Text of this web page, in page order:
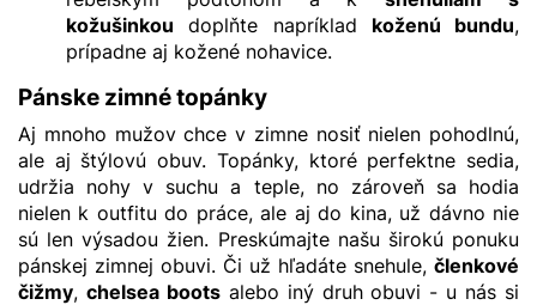
kožušinkou doplňte napríklad koženú bundu,
prípadne aj kožené nohavice.
Pánske zimné topánky
Aj mnoho mužov chce v zimne nosiť nielen pohodlnú,
ale aj štýlovú obuv. Topánky, ktoré perfektne sedia,
udržia nohy v suchu a teple, no zároveň sa hodia
nielen k outfitu do práce, ale aj do kina, už dávno nie
sú len výsadou žien. Preskúmajte našu širokú ponuku
pánskej zimnej obuvi. Či už hľadáte snehule, členkové
čižmy, chelsea bootsalebo iný druh obuvi - u nás si